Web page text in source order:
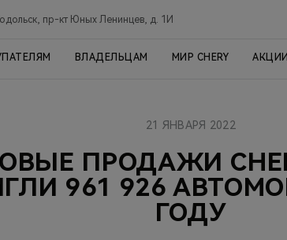
пр-кт Юных Ленинцев, д. 1И
ВЛАДЕЛЬЦАМ МИР CHERY АКЦИИ
ПРОДАЖИ
961 926
ГОДУ
21 ЯНВАРЯ 2022